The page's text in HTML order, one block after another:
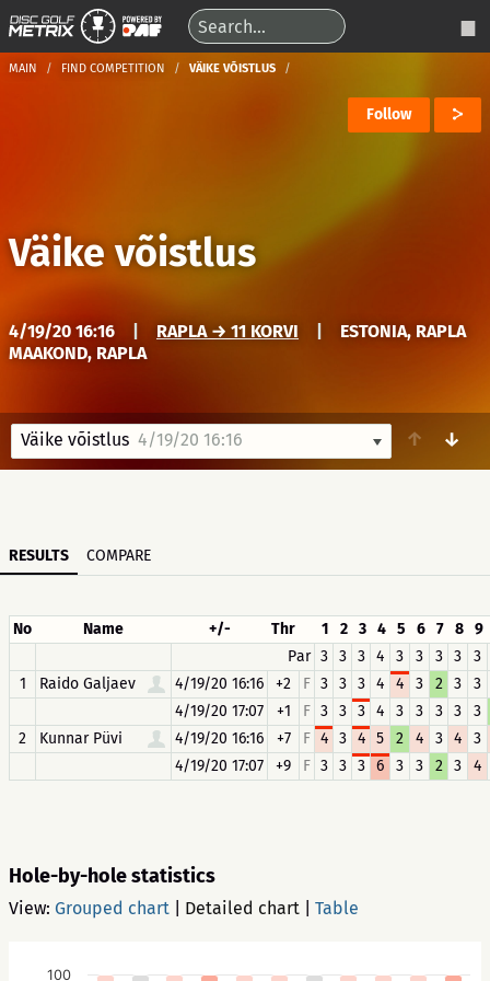
MAIN FIND COMPETITION VÄIKE VÕISTLUS
Follow
Väike võistlus
4/19/20 16:16 RAPLA → 11 KORVI
ESTONIA, RAPLA
MAAKOND, RAPLA
Väike võistlus 4/19/20 16:16 ↑ ↓
RESULTS COMPARE
No Name +/- Thr 1 2 3 4 5 6 7 8 9
Par 3 3 3 4 3 3 3 3
3
1
Raido Galjaev 4/19/20 16:16 +2 F 3 3 3 4 4 3 2 3
3
4/19/20 17:07
+1 F 3 3 3 4 3 3 3 3
3
2
Kunnar Püvi 4/19/20 16:16 +7 F 4 3 4 5 2 4 3 4
3
4/19/20 17:07
+9 F 3 3 3 6 3 3 2 3 4
Hole-by-hole statistics
View: Grouped chart Detailed chart Table
100